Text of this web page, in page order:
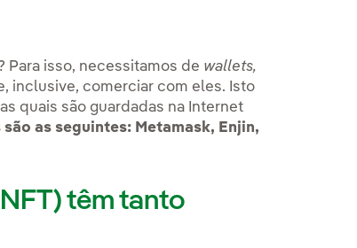
Para isso, necessitamos de wallets,
inclusive, comerciar com eles. Isto
quais são guardadas na Internet
as seguintes: Metamask, Enjin,
têm tanto